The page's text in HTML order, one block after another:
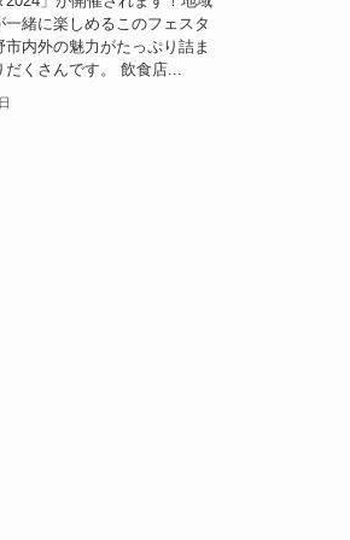
一緒に楽しめるこのフェスタ
内外の魅力がたっぷり詰ま
くさんです。 飲食店...